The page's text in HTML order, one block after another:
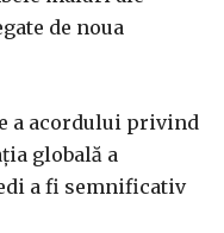
de noua
a acordului privind
globală a
a fi semnificativ